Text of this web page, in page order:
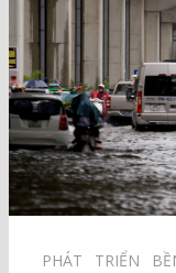
PHÁT TRIỂN